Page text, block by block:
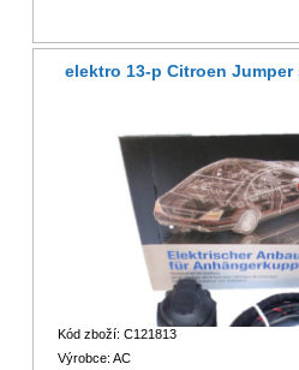
elektro 13-p Citroen Jumper
Kód zboží: C121813
Výrobce: AC